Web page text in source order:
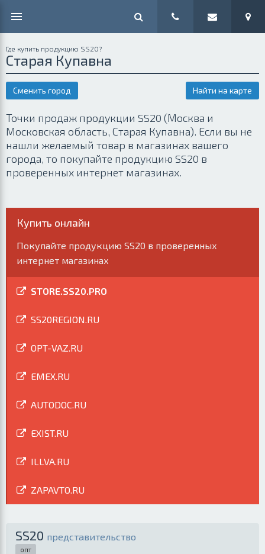
Где купить продукцию SS20?
Старая Купавна
Сменить город Найти на карте
Точки продаж продукции SS20 (Москва и
Московская область, Старая Купавна). Если вы не
нашли желаемый товар в магазинах вашего
города, то покупайте продукцию SS20 в
проверенных интернет магазинах.
Купить онлайн
Покупайте продукцию SS20 в проверенных
интернет магазинах
STORE.SS20.PRO
SS20REGION.RU
OPT-VAZ.RU
EMEX.RU
AUTODOC.RU
EXIST.RU
ILLVA.RU
ZAPAVTO.RU
SS20 представительство
опт